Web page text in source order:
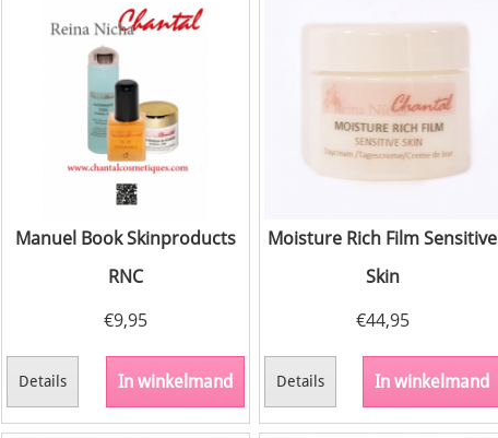
Manuel Book Skinproducts
RNC
€9,95
Details In winkelmand
Moisture Rich Film Sensitive
Skin
€44,95
Details In winkelmand